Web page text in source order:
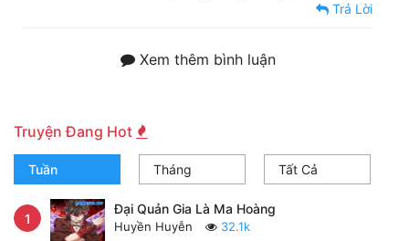
Trả Lời
Xem thêm bình luận
Truyện Đang Hot
Tuần Tháng Tất Cả
1
Đại Quản Gia Là Ma Hoàng
Huyền Huyễn 32.1k